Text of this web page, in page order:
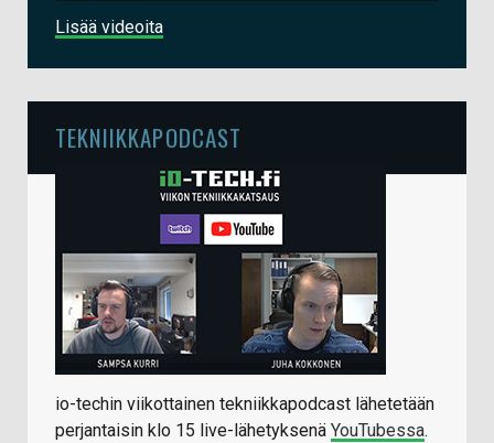
Lisää videoita
TEKNIIKKAPODCAST
io-techin viikottainen tekniikkapodcast lähetetään
perjantaisin klo 15 live-lähetyksenä YouTubessa.